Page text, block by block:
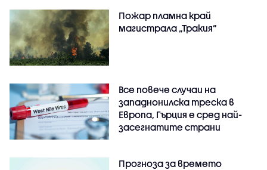
Пожар пламна край
магистрала „Тракия“
Все повече случаи на
западнонилска треска в
Европа, Гърция е сред най-
засегнатите страни
Прогноза за времето